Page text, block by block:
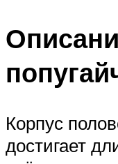
Корпус
достигает